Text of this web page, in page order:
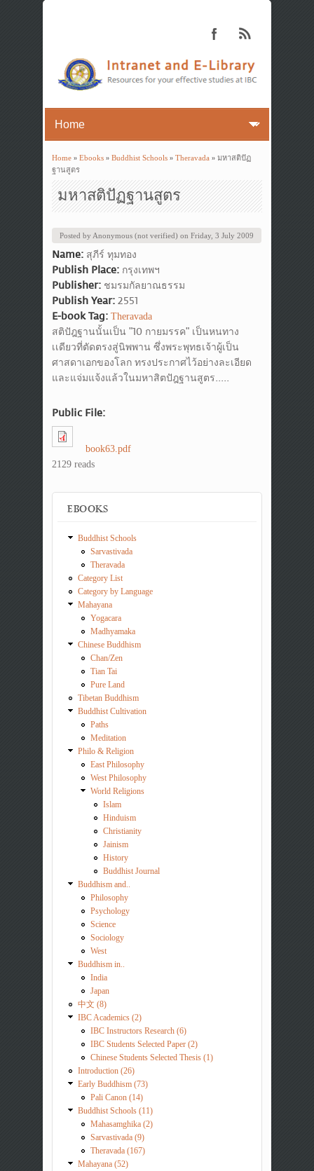
You are here
Home» Ebooks» Buddhist Schools» Theravada» มหาสติปัฏ
ฐานสูตร
มหาสติปัฏฐานสูตร
Posted by Anonymous (not verified) on Friday, 3 July 2009
Name: สุภีร์ ทุมทอง
Publish Place: กรุงเทพฯ
Publisher: ชมรมกัลยาณธรรม
Publish Year: 2551
E-book Tag: Theravada
สติปัฎฐานนั้นเป็น "10 กายมรรค" เป็นหนทาง
เเดียวที่ตัดตรงสู่นิพพาน ซึ่งพระพุทธเจ้าผู้เป็น
ศาสดาเอกของโลก ทรงประกาศไว้อย่างละเอียด
และแจ่มแจ้งแล้วในมหาสิตปัฎฐานสูตร.....
Public File:
book63.pdf
2129 reads
EBOOKS
Buddhist Schools
Sarvastivada
Theravada
Category List
Category by Language
Mahayana
Yogacara
Madhyamaka
Chinese Buddhism
Chan/Zen
Tian Tai
Pure Land
Tibetan Buddhism
Buddhist Cultivation
Paths
Meditation
Philo & Religion
East Philosophy
West Philosophy
World Religions
Islam
Hinduism
Christianity
Jainism
History
Buddhist Journal
Buddhism and..
Philosophy
Psychology
Science
Sociology
West
Buddhism in..
India
Japan
中文 (8)
IBC Academics (2)
IBC Instructors Research (6)
IBC Students Selected Paper (2)
Chinese Students Selected Thesis (1)
Introduction (26)
Early Buddhism (73)
Pali Canon (14)
Buddhist Schools (11)
Mahasamghika (2)
Sarvastivada (9)
Theravada (167)
Mahayana (52)